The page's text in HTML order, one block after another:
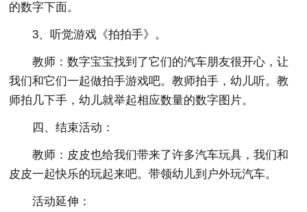
的数字下面。
3、听觉游戏《拍拍手》。
教师：数字宝宝找到了它们的汽车朋友很开心，让
我们和它们一起做拍手游戏吧。教师拍手，幼儿听。教
师拍几下手，幼儿就举起相应数量的数字图片。
四、结束活动：
教师：皮皮也给我们带来了许多汽车玩具，我们和
皮皮一起快乐的玩起来吧。带领幼儿到户外玩汽车。
活动延伸：